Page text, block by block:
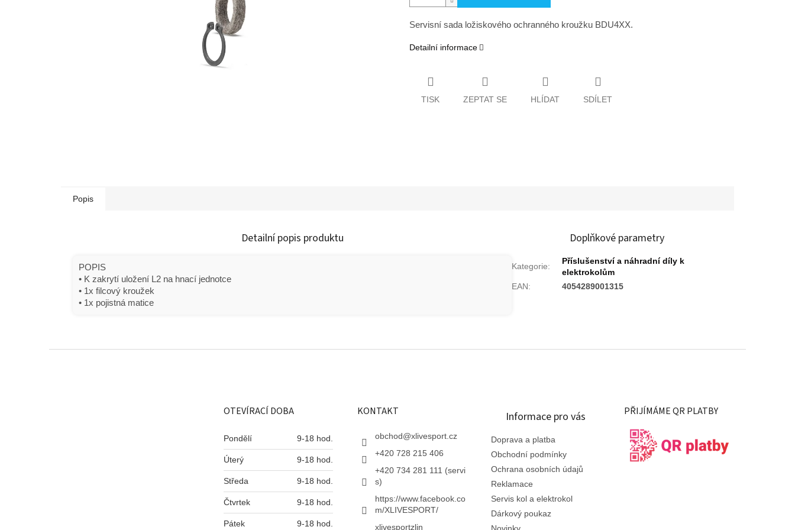
Servisní sada ložiskového ochranného kroužku BDU4XX.
Detailní informace
TISK ZEPTAT SE HLÍDAT SDÍLET
Popis
Detailní popis produktu
POPIS
• K zakrytí uložení L2 na hnací jednotce
• 1x filcový kroužek
• 1x pojistná matice
Doplňkové parametry
Kategorie:
Příslušenství a náhradní díly k
elektrokolům
EAN: 4054289001315
OTEVÍRACÍ DOBA
Pondělí 9-18 hod.
Úterý 9-18 hod.
Středa 9-18 hod.
Čtvrtek 9-18 hod.
Pátek 9-18 hod.
KONTAKT
obchod@xlivesport.cz
+420 728 215 406
+420 734 281 111 (servi
s)
https://www.facebook.co
m/XLIVESPORT/
xlivesportzlin
Informace pro vás
Doprava a platba
Obchodní podmínky
Ochrana osobních údajů
Reklamace
Servis kol a elektrokol
Dárkový poukaz
PŘIJÍMÁME QR PLATBY